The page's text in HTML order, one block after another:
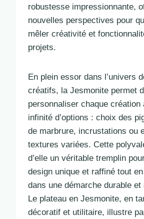
robustesse impressionnante,
nouvelles perspectives pour
mêler créativité et
projets.
En plein essor dans l’univers
créatifs, la Jesmonite permet
personnaliser chaque création
infinité d’options : choix des
de marbrure, incrustations ou
textures variées. Cette
d’elle un véritable tremplin
design unique et raffiné tout
dans une démarche durable et
Le plateau en Jesmonite, en
décoratif et utilitaire, illustre